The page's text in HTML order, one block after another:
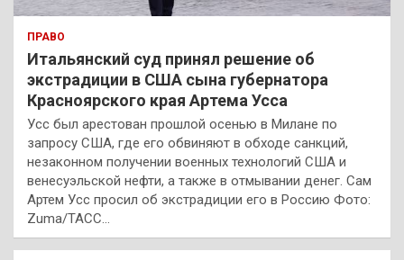
ПРАВО
Итальянский суд принял решение об
экстрадиции в США сына губернатора
Красноярского края Артема Усса
Усс был арестован прошлой осенью в Милане по
запросу США, где его обвиняют в обходе санкций,
незаконном получении военных технологий США и
венесуэльской нефти, а также в отмывании денег. Сам
Артем Усс просил об экстрадиции его в Россию Фото:
Zuma/ТАСС…